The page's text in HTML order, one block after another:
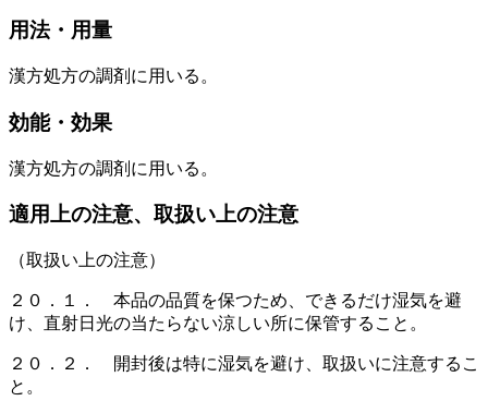
用法・用量
漢方処方の調剤に用いる。
効能・効果
漢方処方の調剤に用いる。
適用上の注意、取扱い上の注意
（取扱い上の注意）
２０．１． 本品の品質を保つため、できるだけ湿気を避
け、直射日光の当たらない涼しい所に保管すること。
２０．２． 開封後は特に湿気を避け、取扱いに注意するこ
と。